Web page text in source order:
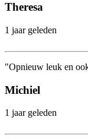
Theresa
1 jaar geleden
"Opnieuw leuk en
Michiel
1 jaar geleden